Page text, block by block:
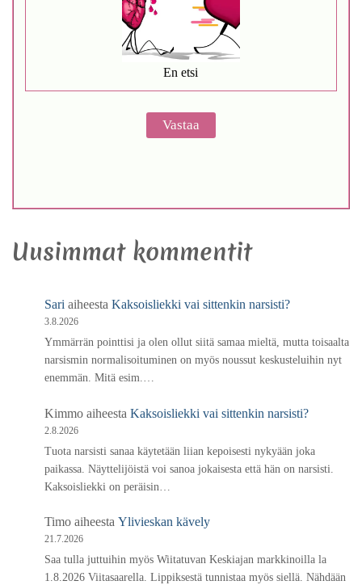
En etsi
Uusimmat kommentit
Sari aiheesta Kaksoisliekki vai sittenkin narsisti?
3.8.2026
Ymmärrän pointtisi ja olen ollut siitä samaa mieltä, mutta toisaalta
narsismin normalisoituminen on myös noussut keskusteluihin nyt
enemmän. Mitä esim.…
Kimmo aiheesta Kaksoisliekki vai sittenkin narsisti?
2.8.2026
Tuota narsisti sanaa käytetään liian kepoisesti nykyään joka
paikassa. Näyttelijöistä voi sanoa jokaisesta että hän on narsisti.
Kaksoisliekki on peräisin…
Timo aiheesta Ylivieskan kävely
21.7.2026
Saa tulla juttuihin myös Wiitatuvan Keskiajan markkinoilla la
1.8.2026 Viitasaarella. Lippiksestä tunnistaa myös siellä. Nähdään